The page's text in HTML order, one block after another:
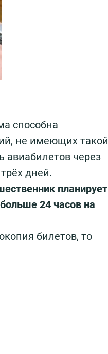
способна
не имеющих такой
авиабилетов через
дней.
планирует
24 часов на
билетов, то